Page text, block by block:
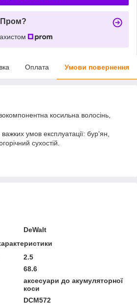
Пром?
Оплата Умови повернення
косильна волосінь,
умов експлуатації: бур'ян,
сухостій.
DeWalt
2.5
68.6
аксесуари до акумуляторної
коси
DCM572